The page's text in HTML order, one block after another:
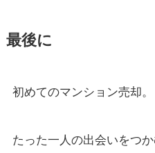
最後に
初めてのマンション売却。
たった一人の出会いをつか